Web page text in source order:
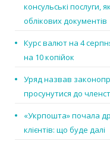
консульські послуги,
облікових документів
Курс валют на 4
на 10 копійок
Уряд назвав
просунутися до
«Укрпошта» почала
клієнтів: що буде далі